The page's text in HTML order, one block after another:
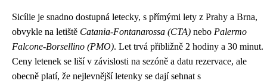
Sicílie je snadno dostupná letecky, s přímými lety z Prahy a Brna,
obvykle na letiště Catania-Fontanarossa (CTA) nebo Palermo
Falcone-Borsellino (PMO). Let trvá přibližně 2 hodiny a 30 minut.
Ceny letenek se liší v závislosti na sezóně a datu rezervace, ale
obecně platí, že nejlevnější letenky se dají sehnat s